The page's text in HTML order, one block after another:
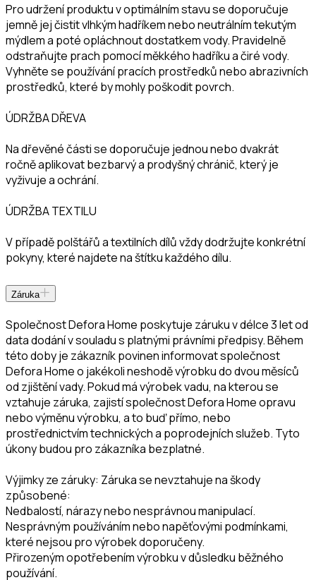
Pro udržení produktu v optimálním stavu se doporučuje
jemně jej čistit vlhkým hadříkem nebo neutrálním tekutým
mýdlem a poté opláchnout dostatkem vody. Pravidelně
odstraňujte prach pomocí měkkého hadříku a čiré vody.
Vyhněte se používání pracích prostředků nebo abrazivních
prostředků, které by mohly poškodit povrch.
ÚDRŽBA DŘEVA
Na dřevěné části se doporučuje jednou nebo dvakrát
ročně aplikovat bezbarvý a prodyšný chránič, který je
vyživuje a ochrání.
ÚDRŽBA TEXTILU
V případě polštářů a textilních dílů vždy dodržujte konkrétní
pokyny, které najdete na štítku každého dílu.
Záruka
Společnost Defora Home poskytuje záruku v délce 3 let od
data dodání v souladu s platnými právními předpisy. Během
této doby je zákazník povinen informovat společnost
Defora Home o jakékoli neshodě výrobku do dvou měsíců
od zjištění vady. Pokud má výrobek vadu, na kterou se
vztahuje záruka, zajistí společnost Defora Home opravu
nebo výměnu výrobku, a to buď přímo, nebo
prostřednictvím technických a poprodejních služeb. Tyto
úkony budou pro zákazníka bezplatné.
Výjimky ze záruky: Záruka se nevztahuje na škody
způsobené:
Nedbalostí, nárazy nebo nesprávnou manipulací.
Nesprávným používáním nebo napěťovými podmínkami,
které nejsou pro výrobek doporučeny.
Přirozeným opotřebením výrobku v důsledku běžného
používání.